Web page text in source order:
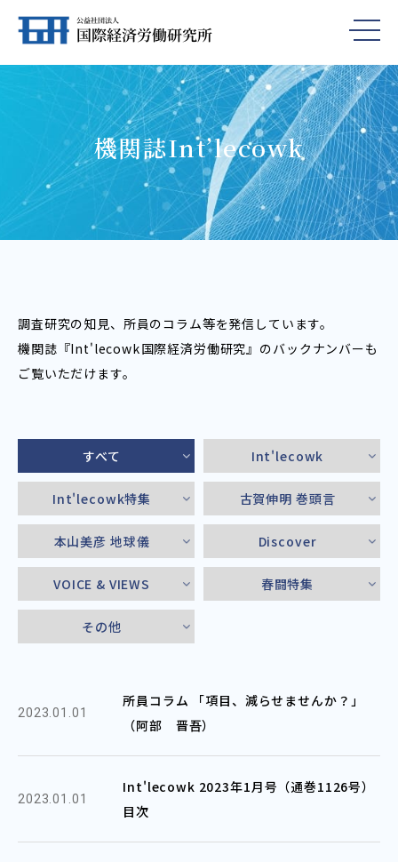
機関誌Int’lecowk
調査研究の知見、所員のコラム等を発信しています。
機関誌『Int'lecowk――国際経済労働研究』のバックナンバーも
ご覧いただけます。
すべて Int'lecowk
Int'lecowk特集 古賀伸明 巻頭言
本山美彦 地球儀 Discover
VOICE & VIEWS 春闘特集
その他
2023.01.01
所員コラム 「項目、減らせませんか？」
（阿部 晋吾）
2023.01.01
Int'lecowk 2023年1月号（通巻1126号）
目次